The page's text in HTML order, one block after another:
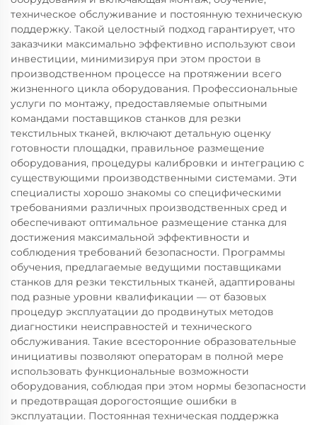
техническое обслуживание и постоянную техническую
поддержку. Такой целостный подход гарантирует, что
заказчики максимально эффективно используют свои
инвестиции, минимизируя при этом простои в
производственном процессе на протяжении всего
жизненного цикла оборудования. Профессиональные
услуги по монтажу, предоставляемые опытными
командами поставщиков станков для резки
текстильных тканей, включают детальную оценку
готовности площадки, правильное размещение
оборудования, процедуры калибровки и интеграцию с
существующими производственными системами. Эти
специалисты хорошо знакомы со специфическими
требованиями различных производственных сред и
обеспечивают оптимальное размещение станка для
достижения максимальной эффективности и
соблюдения требований безопасности. Программы
обучения, предлагаемые ведущими поставщиками
станков для резки текстильных тканей, адаптированы
под разные уровни квалификации — от базовых
процедур эксплуатации до продвинутых методов
диагностики неисправностей и технического
обслуживания. Такие всесторонние образовательные
инициативы позволяют операторам в полной мере
использовать функциональные возможности
оборудования, соблюдая при этом нормы безопасности
и предотвращая дорогостоящие ошибки в
эксплуатации. Постоянная техническая поддержка